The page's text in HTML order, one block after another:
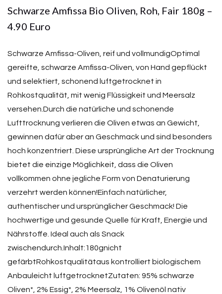
Schwarze Amfissa Bio Oliven, Roh, Fair 180g –
4.90 Euro
Schwarze Amfissa-Oliven, reif und vollmundigOptimal
gereifte, schwarze Amfissa-Oliven, von Hand gepflückt
und selektiert, schonend luftgetrocknet in
Rohkostqualität, mit wenig Flüssigkeit und Meersalz
versehen.Durch die natürliche und schonende
Lufttrocknung verlieren die Oliven etwas an Gewicht,
gewinnen dafür aber an Geschmack und sind besonders
hoch konzentriert. Diese ursprüngliche Art der Trocknung
bietet die einzige Möglichkeit, dass die Oliven
vollkommen ohne jegliche Form von Denaturierung
verzehrt werden können!Einfach natürlicher,
authentischer und ursprünglicher Geschmack! Die
hochwertige und gesunde Quelle für Kraft, Energie und
Nährstoffe. Ideal auch als Snack
zwischendurch.Inhalt:180gnicht
gefärbtRohkostqualitätaus kontrolliert biologischem
Anbauleicht luftgetrocknetZutaten: 95% schwarze
Oliven*, 2% Essig*, 2% Meersalz, 1% Olivenöl nativ